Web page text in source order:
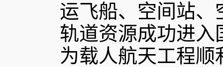
运飞船、空间站、
轨道资源成功进入
为载人航天工程